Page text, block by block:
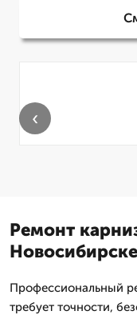
‹
Ремонт
Новосибирске
Профессиональный
требует точности,